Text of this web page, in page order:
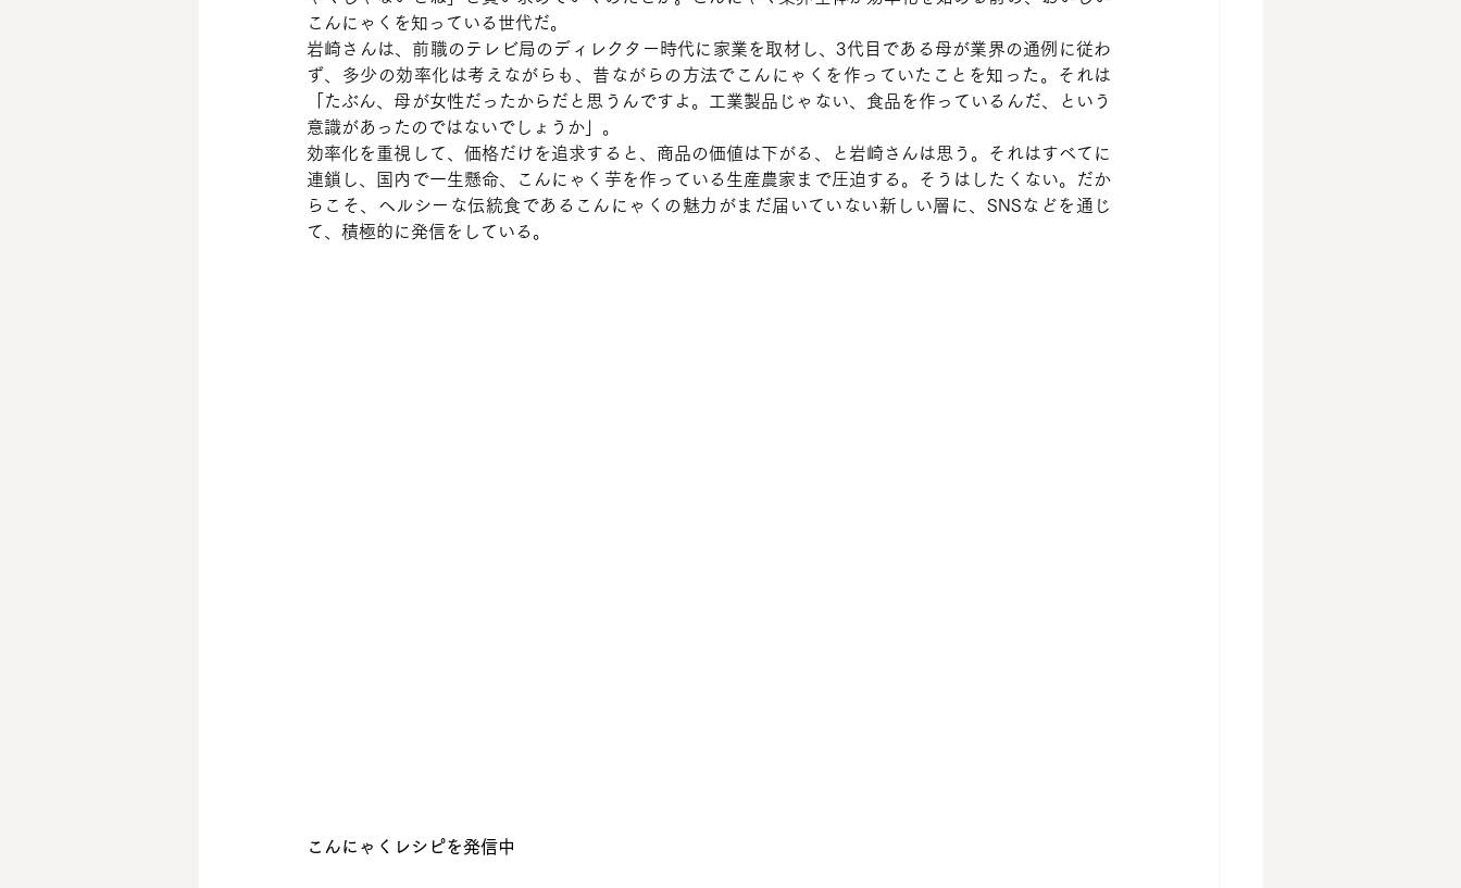
こんにゃくを知っている世代だ。
岩崎さんは、前職のテレビ局のディレクター時代に家業を取材し、3代目である母が業界の通例に従わ
ず、多少の効率化は考えながらも、昔ながらの方法でこんにゃくを作っていたことを知った。それは
「たぶん、母が女性だったからだと思うんですよ。工業製品じゃない、食品を作っているんだ、という
意識があったのではないでしょうか」。
効率化を重視して、価格だけを追求すると、商品の価値は下がる、と岩崎さんは思う。それはすべてに
連鎖し、国内で一生懸命、こんにゃく芋を作っている生産農家まで圧迫する。そうはしたくない。だか
らこそ、ヘルシーな伝統食であるこんにゃくの魅力がまだ届いていない新しい層に、SNSなどを通じ
て、積極的に発信をしている。
こんにゃくレシピを発信中